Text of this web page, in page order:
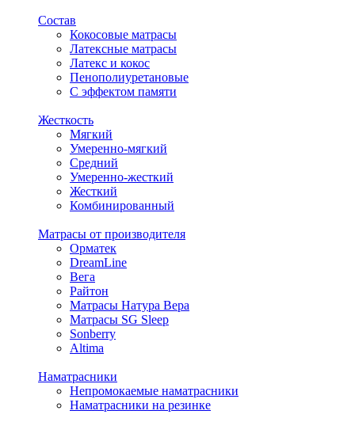
Состав
Кокосовые матрасы
Латексные матрасы
Латекс и кокос
Пенополиуретановые
С эффектом памяти
Жесткость
Мягкий
Умеренно-мягкий
Средний
Умеренно-жесткий
Жесткий
Комбинированный
Матрасы от производителя
Орматек
DreamLine
Вега
Райтон
Матрасы Натура Вера
Матрасы SG Sleep
Sonberry
Altima
Наматрасники
Непромокаемые наматрасники
Наматрасники на резинке